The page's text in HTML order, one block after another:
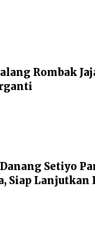
Rombak
Setiyo
Siap Lanjutkan